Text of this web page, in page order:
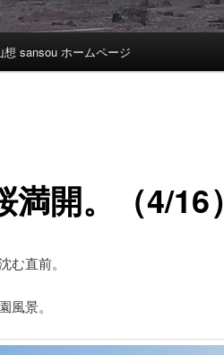
想 sansou ホームページ
開。（4/16）
む直前。
風景。